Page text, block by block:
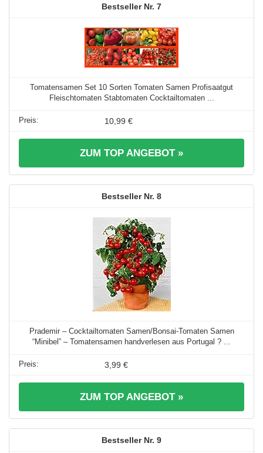
7
Tomatensamen Set 10 Sorten Tomaten Samen Profisaatgut
Fleischtomaten Stabtomaten Cocktailtomaten ...
10,99 €
ZUM TOP ANGEBOT »
8
Prademir – Cocktailtomaten Samen/Bonsai-Tomaten Samen
“Minibel” – Tomatensamen handverlesen aus Portugal ? ...
3,99 €
ZUM TOP ANGEBOT »
9